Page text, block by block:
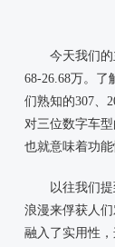
今天我们
68-26.68万。
们熟知的307、
对三位数字车
也就意味着功
以往我们
浪漫来俘获人
融入了实用性